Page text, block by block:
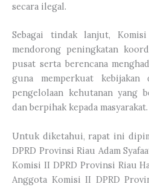
secara ilegal.
Sebagai tindak lanjut,
mendorong peningkatan
pusat serta berencana
guna memperkuat kebijakan
pengelolaan kehutanan yang
dan berpihak kepada masyarakat.
Untuk diketahui, rapat ini
DPRD Provinsi Riau Adam
Komisi II DPRD Provinsi Riau
Anggota Komisi II DPRD